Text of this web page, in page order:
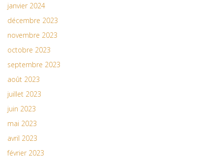
janvier 2024
décembre 2023
novembre 2023
octobre 2023
septembre 2023
août 2023
juillet 2023
juin 2023
mai 2023
avril 2023
février 2023